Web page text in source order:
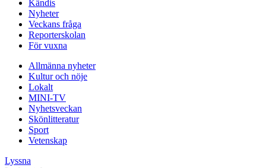
Kändis
Nyheter
Veckans fråga
Reporterskolan
För vuxna
Allmänna nyheter
Kultur och nöje
Lokalt
MINI-TV
Nyhetsveckan
Skönlitteratur
Sport
Vetenskap
Lyssna